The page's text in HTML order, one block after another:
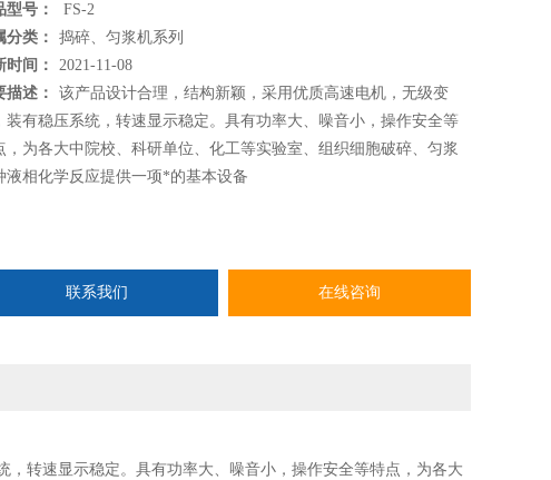
型号：
FS-2
分类：
捣碎、匀浆机系列
时间：
2021-11-08
描述：
该产品设计合理，结构新颖，采用优质高速电机，无级变
装有稳压系统，转速显示稳定。具有功率大、噪音小，操作安全等
，为各大中院校、科研单位、化工等实验室、组织细胞破碎、匀浆
液相化学反应提供一项*的基本设备
联系我们 在线咨询
转速显示稳定。具有功率大、噪音小，操作安全等特点，为各大